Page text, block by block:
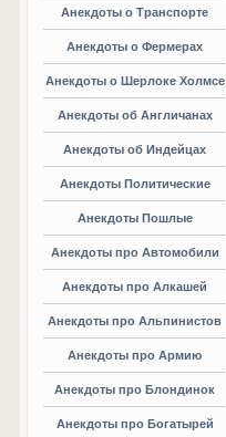
Анекдоты о Транспорте
Анекдоты о Фермерах
Анекдоты о Шерлоке Холмсе
Анекдоты об Англичанах
Анекдоты об Индейцах
Анекдоты Политические
Анекдоты Пошлые
Анекдоты про Автомобили
Анекдоты про Алкашей
Анекдоты про Альпинистов
Анекдоты про Армию
Анекдоты про Блондинок
Анекдоты про Богатырей